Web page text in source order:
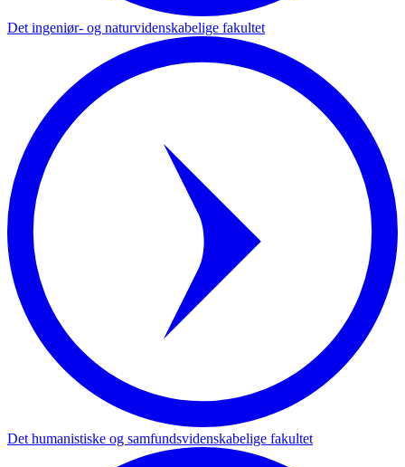
Det ingeniør- og naturvidenskabelige fakultet
Det humanistiske og samfundsvidenskabelige fakultet